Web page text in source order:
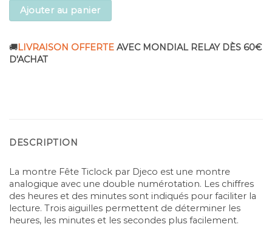
Ajouter au panier
🚚LIVRAISON OFFERTE AVEC MONDIAL RELAY DÈS 60€
D'ACHAT
DESCRIPTION
La montre Fête Ticlock par Djeco est une montre
analogique avec une double numérotation. Les chiffres
des heures et des minutes sont indiqués pour faciliter la
lecture. Trois aiguilles permettent de déterminer les
heures, les minutes et les secondes plus facilement.